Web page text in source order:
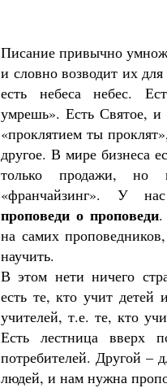
Писание привычно
и словно возводит их
есть небеса небес.
умрешь». Есть Святое,
«проклятием ты
другое. В мире бизнеса
только продажи, но
«франчайзинг». У
проповеди о проповеди.
на самих
научить.
В этом нети ничего
есть те, кто учит детей
учителей, т.е. те, кто
Есть лестница вверх
потребителей. Другой –
людей, и нам нужна
Разлуки не будет
Фредерика де Грааф